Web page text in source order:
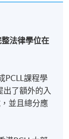
位。
SPACE
HKD9,800
法律學位在
PCLL課程學
出了額外的入
並且總分應